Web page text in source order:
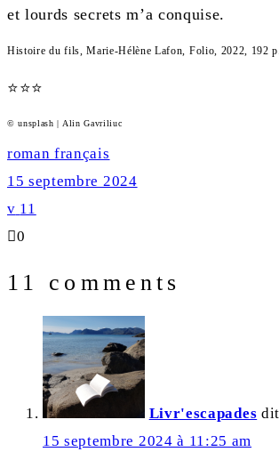
et lourds secrets m’a conquise.
Histoire du fils, Marie-Hélène Lafon, Folio, 2022, 192 p.
⭐⭐⭐
Rating:
3
out
of
5.
© unsplash | Alin Gavriliuc
roman français
15 septembre 2024
11
0
11 comments
Livr'escapades
15 septembre 2024 à 11:25 am